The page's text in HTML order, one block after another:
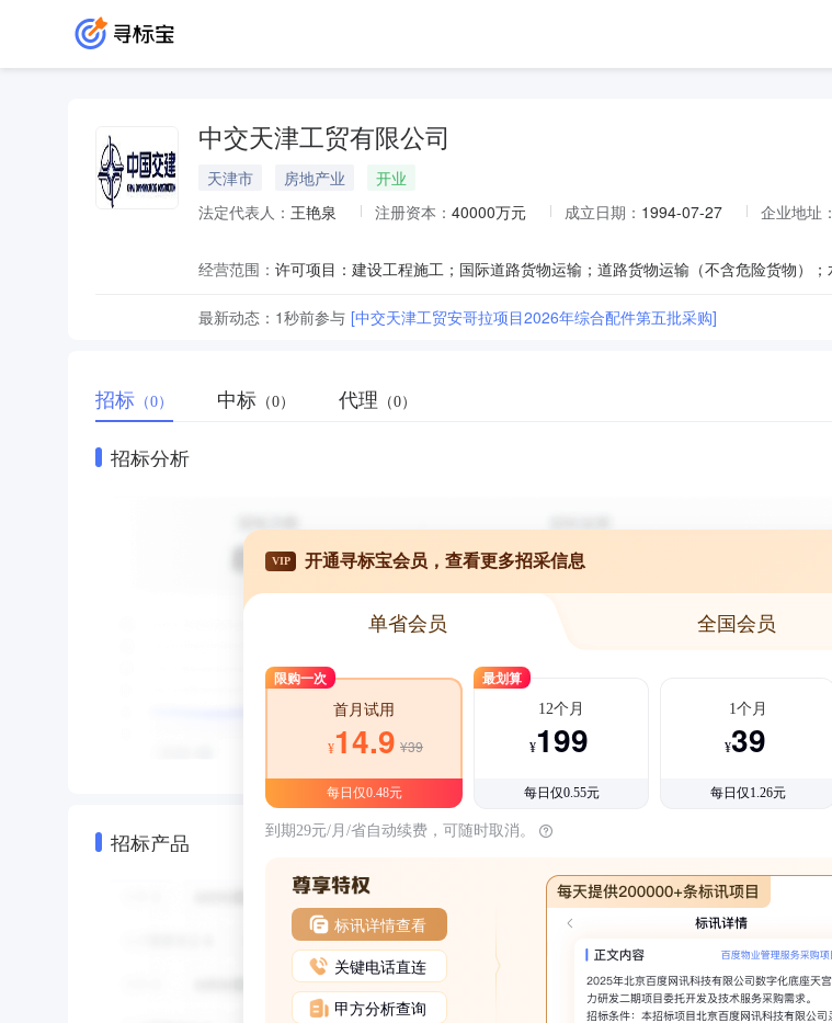
中交天津工贸有限公司
天津市 房地产业
开业
法定代表人： 王艳泉 注册资本： 40000万元 成立日期： 1994-07-27 企业地址：
经营范围：
最新动态： 1秒前参与 [中交天津工贸安哥拉项目2026年综合配件第五批采购]
招标 （0） 中标 （0） 代理 （0）
招标分析
招标产品
VIP 开通寻标宝会员，查看更多招采信息
单省会员 全国会员
限购一次
首月试用
¥14.9 ¥39
每日仅0.48元
最划算
12个月
¥199
每日仅0.55元
1个月
¥39
每日仅1.26元
到期29元/月/省自动续费，可随时取消。
标讯详情查看
关键电话直连
甲方分析查询